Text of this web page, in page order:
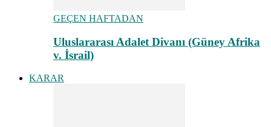
GEÇEN HAFTADAN
Uluslararası Adalet Divanı (Güney Afrika
v. İsrail)
KARAR